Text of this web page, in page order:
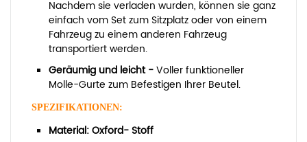
Nachdem sie verladen wurden, können sie ganz
einfach vom Set zum Sitzplatz oder von einem
Fahrzeug zu einem anderen Fahrzeug
transportiert werden.
Geräumig und leicht -Voller funktioneller
Molle-Gurte zum Befestigen Ihrer Beutel.
SPEZIFIKATIONEN:
Material: Oxford- Stoff